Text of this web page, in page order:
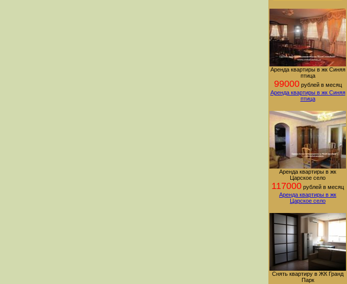
Аренда квартиры в жк Синяя
птица
99000рублей в месяц
Аренда квартиры в жк Синяя
птица
Аренда квартиры в жк
Царское село
117000 рублей в месяц
Аренда квартиры в жк
Царское село
Снять квартиру в ЖК Гранд
Парк